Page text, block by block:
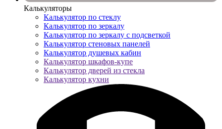
Калькуляторы
Калькулятор по стеклу
Калькулятор по зеркалу
Калькулятор по зеркалу с подсветкой
Калькулятор стеновых панелей
Калькулятор душевых кабин
Калькулятор шкафов-купе
Калькулятор дверей из стекла
Калькулятор кухни